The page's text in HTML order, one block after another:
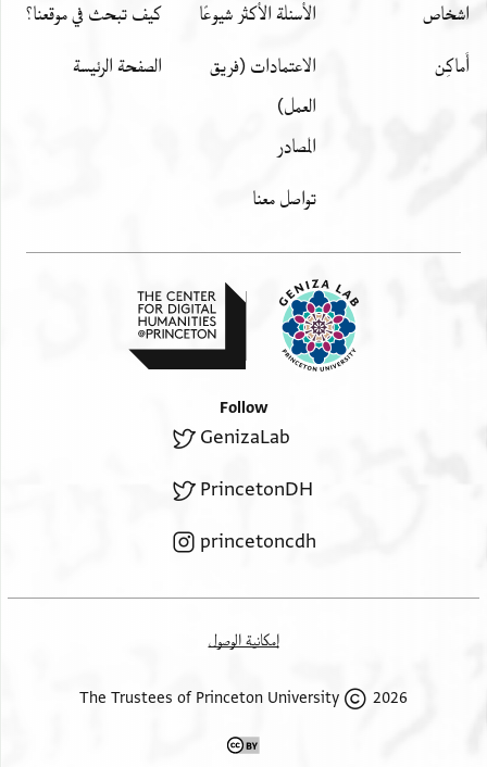
اشخاص
أَماكِن
الأسئلة الأكثر شيوعًا
الاعتمادات (فريق
العمل)
المصادر
تواصل معنا
كيف تبحث في موقعنا؟
الصفحة الرئيسة
Follow
GenizaLab
PrincetonDH
princetoncdh
إمكانية الوصول
2026 The Trustees of Princeton University